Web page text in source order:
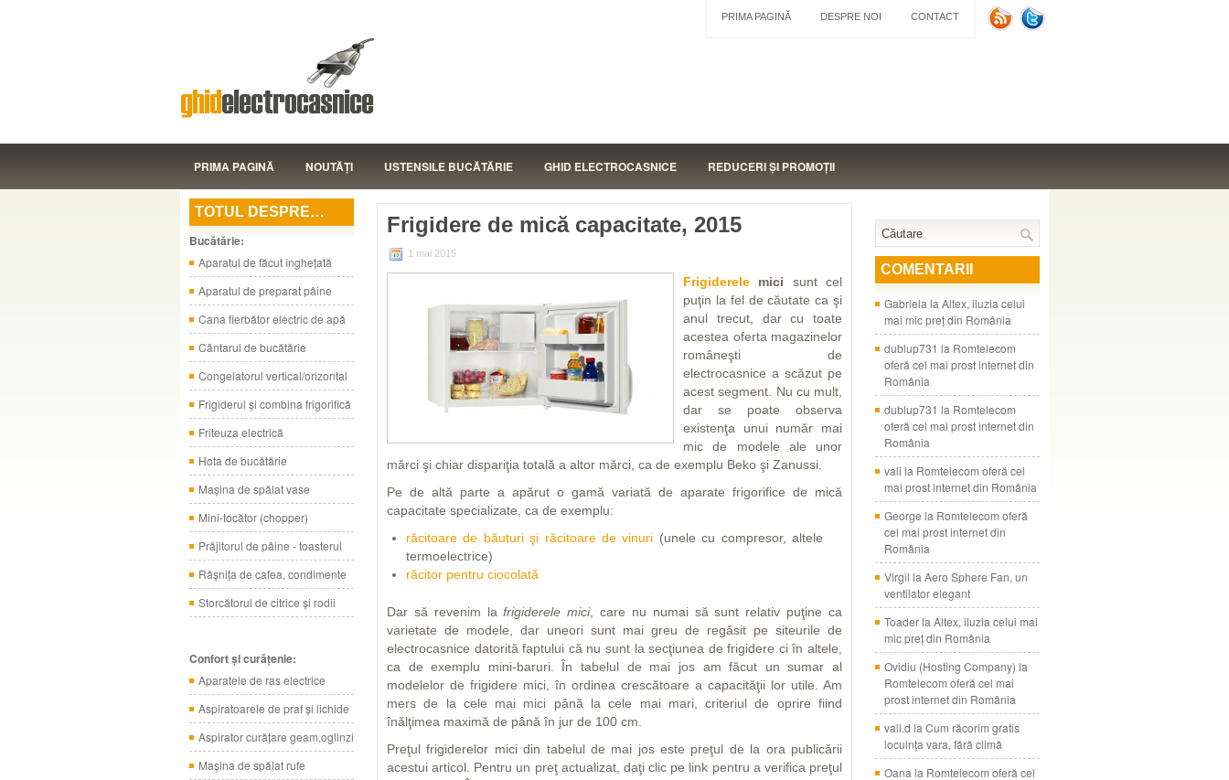
PRIMA PAGINĂ DESPRE NOI CONTACT
PRIMA PAGINĂ NOUTĂŢI USTENSILE BUCĂTĂRIE GHID ELECTROCASNICE REDUCERI ŞI PROMOŢII
TOTUL DESPRE…
Bucătărie:
Aparatul de făcut îngheţată
Aparatul de preparat pâine
Cana fierbător electric de apă
Cântarul de bucătărie
Congelatorul vertical/orizontal
Frigiderul şi combina frigorifică
Friteuza electrică
Hota de bucătărie
Maşina de spălat vase
Mini-tocător (chopper)
Prăjitorul de pâine - toasterul
Râşniţa de cafea, condimente
Storcătorul de citrice şi rodii
Confort şi curăţenie:
Aparatele de ras electrice
Aspiratoarele de praf şi lichide
Aspirator curăţare geam,oglinzi
Maşina de spălat rufe
Frigidere de mică capacitate, 2015
1 mai 2015
Frigiderele mici sunt cel
puţin la fel de căutate ca şi
anul trecut, dar cu toate
acestea oferta magazinelor
româneşti de
electrocasnice a scăzut pe
acest segment. Nu cu mult,
dar se poate observa
existenţa unui număr mai
mic de modele ale unor
mărci şi chiar dispariţia totală a altor mărci, ca de exemplu Beko şi Zanussi.
Pe de altă parte a apărut o gamă variată de aparate frigorifice de mică
capacitate specializate, ca de exemplu:
răcitoare de băuturi şi răcitoare de vinuri (unele cu compresor, altele
termoelectrice)
răcitor pentru ciocolată
Dar să revenim lafrigiderele mici, care nu numai să sunt relativ puţine ca
varietate de modele, dar uneori sunt mai greu de regăsit pe siteurile de
electrocasnice datorită faptului că nu sunt la secţiunea de frigidere ci în altele,
ca de exemplu mini-baruri. În tabelul de mai jos am făcut un sumar al
modelelor de frigidere mici, în ordinea crescătoare a capacităţii lor utile. Am
mers de la cele mai mici până la cele mai mari, criteriul de oprire fiind
înălţimea maximă de până în jur de 100 cm.
Preţul frigiderelor mici din tabelul de mai jos este preţul de la ora publicării
acestui articol. Pentru un preţ actualizat, daţi clic pe link pentru a verifica preţul
COMENTARII
Gabriela la Altex, iluzia celui
mai mic preţ din România
dublup731 la Romtelecom
oferă cel mai prost internet din
România
dublup731 la Romtelecom
oferă cel mai prost internet din
România
vali la Romtelecom oferă cel
mai prost internet din România
George la Romtelecom oferă
cel mai prost internet din
România
Virgil la Aero Sphere Fan, un
ventilator elegant
Toaderla Altex, iluzia celui mai
mic preţ din România
Ovidiu (Hosting Company) la
Romtelecom oferă cel mai
prost internet din România
vali.d la Cum răcorim gratis
locuinţa vara, fără climă
Oana la Romtelecom oferă cel